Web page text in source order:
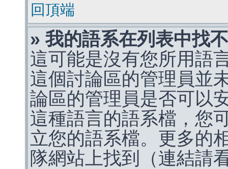
回頂端
» 我的語系在列表中找
這可能是沒有您所用語
這個討論區的管理員並
論區的管理員是否可以
這種語言的語系檔，您
立您的語系檔。更多的
隊網站上找到（連結請